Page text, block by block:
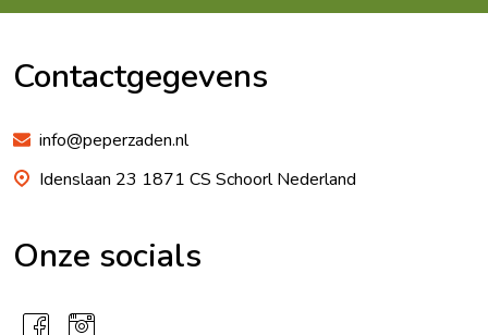
Contactgegevens
info@peperzaden.nl
Idenslaan 23 1871 CS Schoorl Nederland
Onze socials